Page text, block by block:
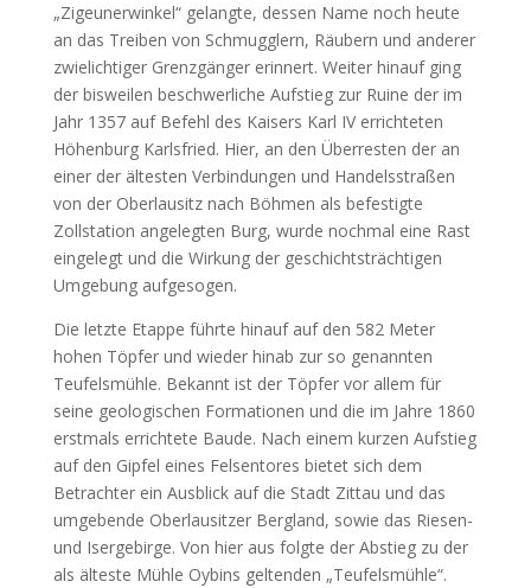
„Zigeunerwinkel“ gelangte, dessen Name noch heute
an das Treiben von Schmugglern, Räubern und anderer
zwielichtiger Grenzgänger erinnert. Weiter hinauf ging
der bisweilen beschwerliche Aufstieg zur Ruine der im
Jahr 1357 auf Befehl des Kaisers Karl IV errichteten
Höhenburg Karlsfried. Hier, an den Überresten der an
einer der ältesten Verbindungen und Handelsstraßen
von der Oberlausitz nach Böhmen als befestigte
Zollstation angelegten Burg, wurde nochmal eine Rast
eingelegt und die Wirkung der geschichtsträchtigen
Umgebung aufgesogen.
Die letzte Etappe führte hinauf auf den 582 Meter
hohen Töpfer und wieder hinab zur so genannten
Teufelsmühle. Bekannt ist der Töpfer vor allem für
seine geologischen Formationen und die im Jahre 1860
erstmals errichtete Baude. Nach einem kurzen Aufstieg
auf den Gipfel eines Felsentores bietet sich dem
Betrachter ein Ausblick auf die Stadt Zittau und das
umgebende Oberlausitzer Bergland, sowie das Riesen-
und Isergebirge. Von hier aus folgte der Abstieg zu der
als älteste Mühle Oybins geltenden „Teufelsmühle“.